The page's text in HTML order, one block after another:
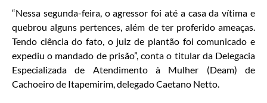
“Nessa segunda-feira, o agressor foi até a casa da vítima e
quebrou alguns pertences, além de ter proferido ameaças.
Tendo ciência do fato, o juiz de plantão foi comunicado e
expediu o mandado de prisão”, conta o titular da Delegacia
Especializada de Atendimento à Mulher (Deam) de
Cachoeiro de Itapemirim, delegado Caetano Netto.